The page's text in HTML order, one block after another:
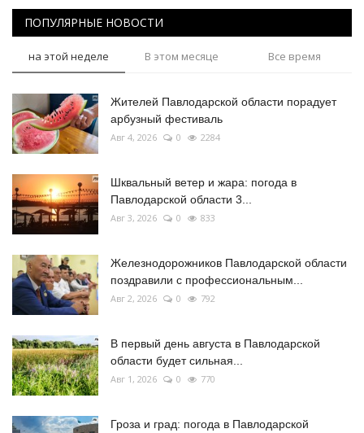
Қазақша Русский
ПОПУЛЯРНЫЕ НОВОСТИ
на этой неделе В этом месяце Все время
Жителей Павлодарской области порадует
арбузный фестиваль
Авг 4, 2026 0 2284
Шквальный ветер и жара: погода в
Павлодарской области 3...
Авг 3, 2026 0 833
Железнодорожников Павлодарской области
поздравили с профессиональным...
Авг 2, 2026 0 792
В первый день августа в Павлодарской
области будет сильная...
Авг 1, 2026 0 770
Гроза и град: погода в Павлодарской